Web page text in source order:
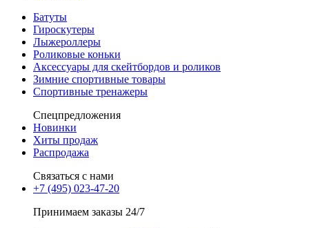
Батуты
Гироскутеры
Лыжероллеры
Роликовые коньки
Аксессуары для скейтбордов и роликов
Зимние спортивные товары
Спортивные тренажеры
Спецпредложения
Новинки
Хиты продаж
Распродажа
Связаться с нами
+7 (495) 023-47-20
Принимаем заказы 24/7